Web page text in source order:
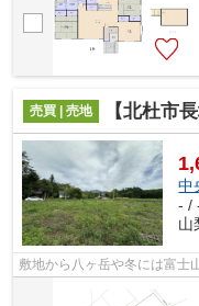
売買 | 売地 【北杜市長坂
中
- /
山
敷地から八ヶ岳や冬には富士